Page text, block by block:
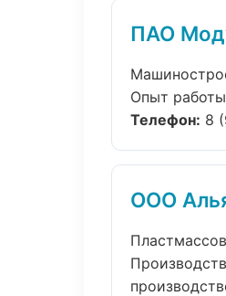
ПАО
Опыт
Телефон: 8
ООО